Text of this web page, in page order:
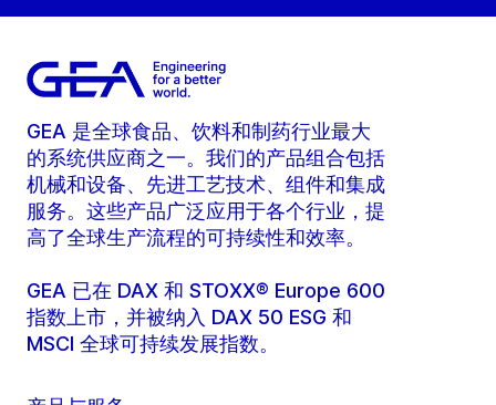
GEA 是全球食品、饮料和制药行业最大
的系统供应商之一。我们的产品组合包括
机械和设备、先进工艺技术、组件和集成
服务。这些产品广泛应用于各个行业，提
高了全球生产流程的可持续性和效率。
GEA 已在 DAX 和 STOXX® Europe 600
指数上市，并被纳入 DAX 50 ESG 和
MSCI 全球可持续发展指数。